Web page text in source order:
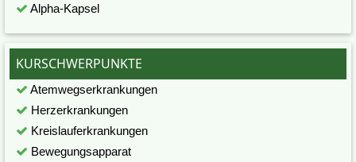
Alpha-Kapsel
KURSCHWERPUNKTE
Atemwegserkrankungen
Herzerkrankungen
Kreislauferkrankungen
Bewegungsapparat